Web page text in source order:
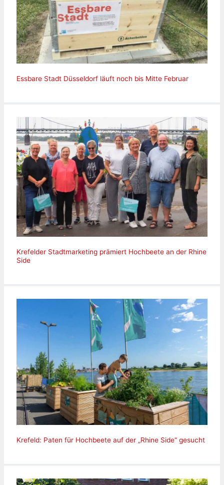
Essbare Stadt Düsseldorf läuft noch bis Mitte Februar
Krefelder Stadtmarketing prämiert Hochbeete an der Rhine
Side
Krefeld: Paten für Hochbeete auf der „Rhine Side“ gesucht